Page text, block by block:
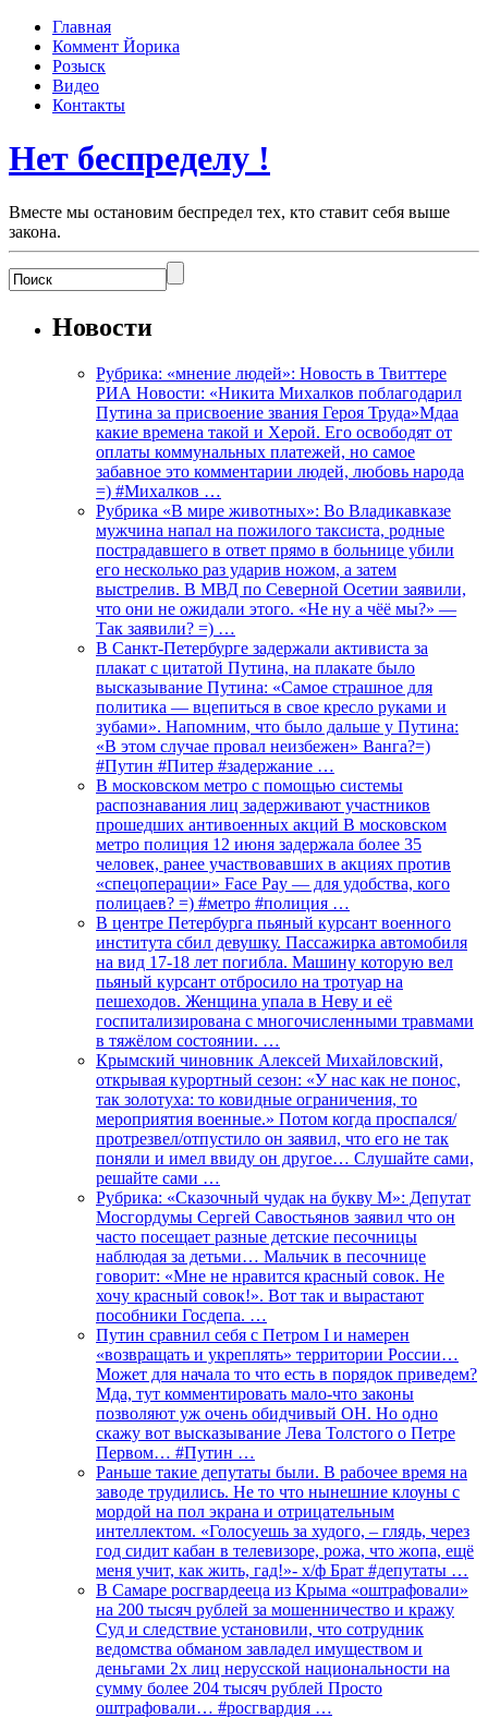
Главная
Коммент Йорика
Розыск
Видео
Контакты
Нет беспределу !
Вместе мы остановим беспредел тех, кто ставит себя выше
закона.
Новости
Рубрика: «мнение людей»: Новость в Твиттере
РИА Новости: «Никита Михалков поблагодарил
Путина за присвоение звания Героя Труда»Мдаа
какие времена такой и Херой. Его освободят от
оплаты коммунальных платежей, но самое
забавное это комментарии людей, любовь народа
=) #Михалков …
Рубрика «В мире животных»: Во Владикавказе
мужчина напал на пожилого таксиста, родные
пострадавшего в ответ прямо в больнице убили
его несколько раз ударив ножом, а затем
выстрелив. В МВД по Северной Осетии заявили,
что они не ожидали этого. «Не ну а чёё мы?» —
Так заявили? =) …
В Санкт-Петербурге задержали активиста за
плакат с цитатой Путина, на плакате было
высказывание Путина: «Самое страшное для
политика — вцепиться в свое кресло руками и
зубами». Напомним, что было дальше у Путина:
«В этом случае провал неизбежен» Ванга?=)
#Путин #Питер #задержание …
В московском метро с помощью системы
распознавания лиц задерживают участников
прошедших антивоенных акций В московском
метро полиция 12 июня задержала более 35
человек, ранее участвовавших в акциях против
«спецоперации» Face Pay — для удобства, кого
полицаев? =) #метро #полиция …
В центре Петербурга пьяный курсант военного
института сбил девушку. Пассажирка автомобиля
на вид 17-18 лет погибла. Машину которую вел
пьяный курсант отбросило на тротуар на
пешеходов. Женщина упала в Неву и её
госпитализирована с многочисленными травмами
в тяжёлом состоянии. …
Крымский чиновник Алексей Михайловский,
открывая курортный сезон: «У нас как не понос,
так золотуха: то ковидные ограничения, то
мероприятия военные.» Потом когда проспался/
протрезвел/отпустило он заявил, что его не так
поняли и имел ввиду он другое… Слушайте сами,
решайте сами …
Рубрика: «Сказочный чудак на букву М»: Депутат
Мосгордумы Сергей Савостьянов заявил что он
часто посещает разные детские песочницы
наблюдая за детьми… Мальчик в песочнице
говорит: «Мне не нравится красный совок. Не
хочу красный совок!». Вот так и вырастают
пособники Госдепа. …
Путин сравнил себя с Петром I и намерен
«возвращать и укреплять» территории России…
Может для начала то что есть в порядок приведем?
Мда, тут комментировать мало-что законы
позволяют уж очень обидчивый ОН. Но одно
скажу вот высказывание Лева Толстого о Петре
Первом… #Путин …
Раньше такие депутаты были. В рабочее время на
заводе трудились. Не то что нынешние клоуны с
мордой на пол экрана и отрицательным
интеллектом. «Голосуешь за худого, – глядь, через
год сидит кабан в телевизоре, рожа, что жопа, ещё
меня учит, как жить, гад!»- х/ф Брат #депутаты …
В Самаре росгвардееца из Крыма «оштрафовали»
на 200 тысяч рублей за мошенничество и кражу
Суд и следствие установили, что сотрудник
ведомства обманом завладел имуществом и
деньгами 2х лиц нерусской национальности на
сумму более 204 тысяч рублей Просто
оштрафовали… #росгвардия …